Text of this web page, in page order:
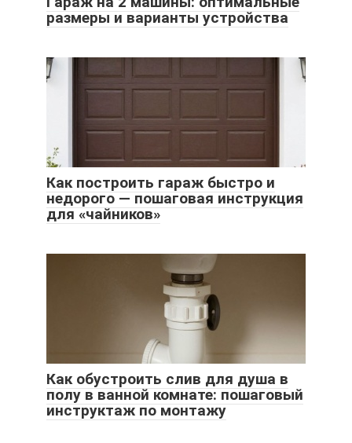
размеры и варианты устройства
Как построить гараж быстро и
недорого — пошаговая инструкция
для «чайников»
Как обустроить слив для душа в
полу в ванной комнате: пошаговый
инструктаж по монтажу